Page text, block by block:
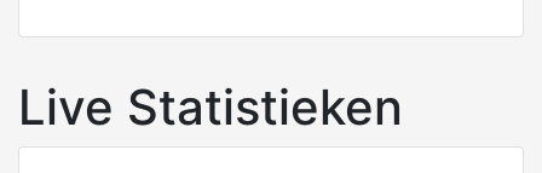
Live Statistieken